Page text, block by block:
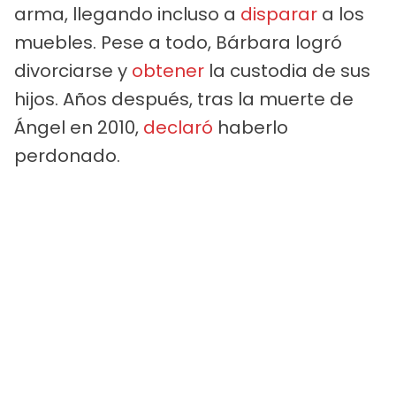
arma, llegando incluso a disparar a los
muebles. Pese a todo, Bárbara logró
divorciarse y obtener la custodia de sus
hijos. Años después, tras la muerte de
Ángel en 2010, declaró haberlo
perdonado.